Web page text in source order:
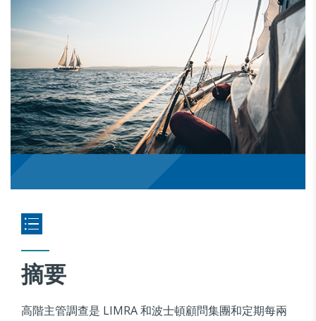
摘要
高階主管調查是 LIMRA 和波士頓顧問集團和定期每兩